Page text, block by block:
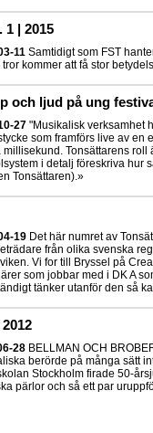
1 | 2015
11 Samtidigt som FST
tror kommer att få stor
och ljud på ung
27 "Musikalisk verksamhet
som framförs live av en
millisekund. Tonsättarens roll
i detalj föreskriva hur
Tonsättaren).»
19 Det här numret av
från olika svenska
Vi for till Bryssel på
som jobbar med i DK A
tänker utanför den så
28 BELLMAN OCH
berörde på många sätt
Stockholm firade 50-
pärlor och så ett par